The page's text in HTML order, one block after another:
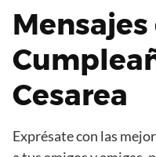
Cesarea
Exprésate con las